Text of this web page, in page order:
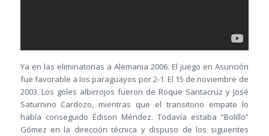
Ya en las eliminatorias a Alemania 2006. El juego en Asunción
fue favorable a los paraguayos por 2-1. El 15 de noviembre de
2003. Los goles albirrojos fueron de Roque Santacruz y José
Saturnino Cardozo, mientras que el transitorio empate lo
había conseguido Édison Méndez. Todavía estaba “Bolillo”
Gómez en la dirección técnica y dispuso de los siguientes